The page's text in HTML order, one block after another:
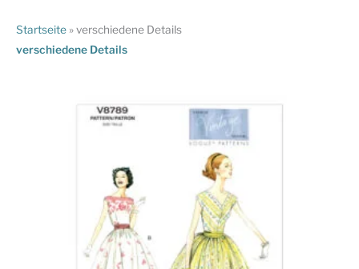
Startseite »verschiedene Details
verschiedene Details